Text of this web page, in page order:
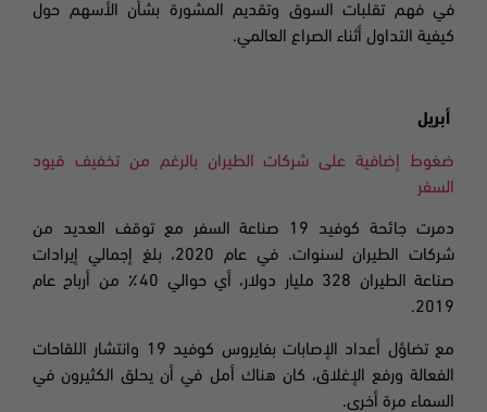
في فهم تقلبات السوق وتقديم المشورة بشأن الأسهم حول
كيفية التداول أثناء الصراع العالمي.
أبريل
ضغوط إضافية على شركات الطيران بالرغم من تخفيف قيود
السفر
دمرت جائحة كوفيد 19 صناعة السفر مع توقف العديد من
شركات الطيران لسنوات. في عام 2020،
بلغ إجمالي إيرادات
صناعة الطيران 328 مليار دولار، أي حوالي 40٪ من أرباح عام
2019
.
مع تضاؤل أعداد الإصابات بفايروس كوفيد 19 وانتشار اللقاحات
الفعالة ورفع الإغلاق، كان هناك أمل في أن يحلق الكثيرون في
السماء مرة أخرى.